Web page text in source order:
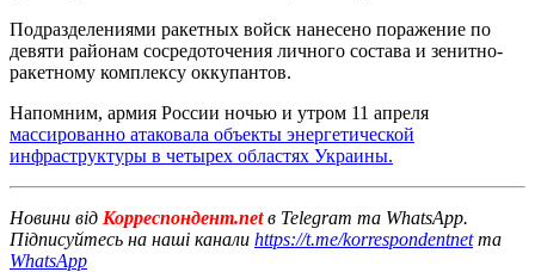
Подразделениями ракетных войск нанесено поражение по
девяти районам сосредоточения личного состава и зенитно-
ракетному комплексу оккупантов.
Напомним, армия России ночью и утром 11 апреля
массированно атаковала объекты энергетической
инфраструктуры в четырех областях Украины.
Новини від Корреспондент.netв Telegram та WhatsApp.
Підписуйтесь на наші канали https://t.me/korrespondentnetта
WhatsApp